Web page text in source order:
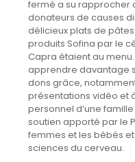
fermé a su rapprocher
donateurs de causes
délicieux plats de
produits Sofina par le
Capra étaient au
apprendre davantage
dons grâce,
présentations vidéo et
personnel d’une
soutien apporté par le
femmes et les bébés
sciences du cerveau.